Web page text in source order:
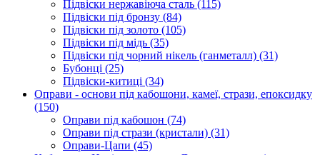
Підвіски нержавіюча сталь (115)
Підвіски під бронзу (84)
Підвіски під золото (105)
Підвіски під мідь (35)
Підвіски під чорний нікель (ганметалл) (31)
Бубонці (25)
Підвіски-китиці (34)
Оправи - основи під кабошони, камеї, стрази, епоксидку
(150)
Оправи під кабошон (74)
Оправи під стрази (кристали) (31)
Оправи-Цапи (45)